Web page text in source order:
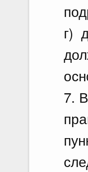
г)
7.